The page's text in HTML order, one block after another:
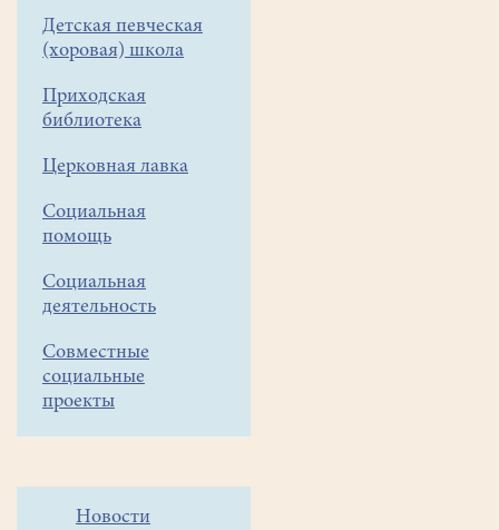
Детская певческая
(хоровая) школа
Приходская
библиотека
Церковная лавка
Социальная
помощь
Социальная
деятельность
Совместные
социальные
проекты
Дополнительное
Новости